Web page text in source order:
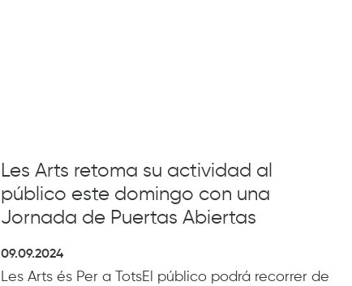
Les Arts retoma su actividad al
público este domingo con una
Jornada de Puertas Abiertas
09.09.2024
Les Arts és Per a TotsEl público podrá recorrer de